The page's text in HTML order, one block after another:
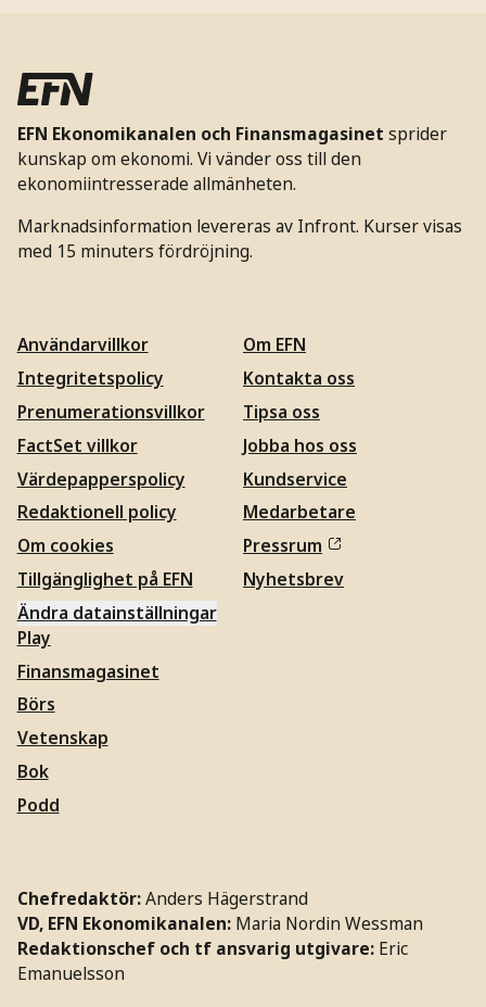
EFN Ekonomikanalen och Finansmagasinet sprider
kunskap om ekonomi. Vi vänder oss till den
ekonomiintresserade allmänheten.
Marknadsinformation levereras av Infront. Kurser visas
med 15 minuters fördröjning.
Användarvillkor
Integritetspolicy
Prenumerationsvillkor
FactSet villkor
Värdepapperspolicy
Redaktionell policy
Om cookies
Tillgänglighet på EFN
Ändra datainställningar
Om EFN
Kontakta oss
Tipsa oss
Jobba hos oss
Kundservice
Medarbetare
Pressrum
Nyhetsbrev
Play
Finansmagasinet
Börs
Vetenskap
Bok
Podd
Chefredaktör:Anders Hägerstrand
VD, EFN Ekonomikanalen: Maria Nordin Wessman
Redaktionschef och tf ansvarig utgivare: Eric
Emanuelsson